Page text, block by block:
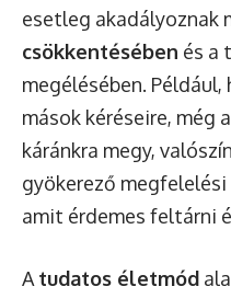
esetleg akadályoznak
csökkentésében és a
megélésében.
mások kéréseire, még
káránkra megy,
gyökerező
amit érdemes feltárni
A tudatos életmód